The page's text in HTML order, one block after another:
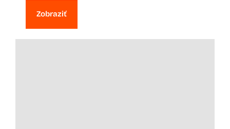
Zobraziť